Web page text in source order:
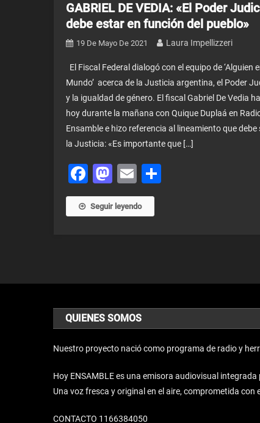
GABRIEL DE VEDIA: «El Poder
debe estar en función del pueblo»
19 De Mayo De 2021 Laura Impellizzeri
El Fiscal Federal dialogó con el equipo de ‘Alguien
Mundo’ acerca de la Justicia argentina, el Poder
y la igualdad de género. El fiscal Gabriel De Vedia
hoy durante la mañana con Quique Duplaá en
Ensamble e hizo referencia al lineamiento que debe
la Justicia: «Es importante que […]
Facebook
Mastodon
EmailShare
Seguir leyendo
QUIENES SOMOS
Nuestro proyecto nació como programa de radio y
Hoy ENSAMBLE es una emisora audiovisual
Una voz fresca y original en el aire, comprometida
CONTACTO 1166384050